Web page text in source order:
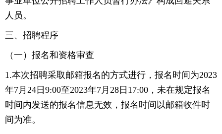
人员。
三、招聘程序
（一）报名和资格审查
1.本次招聘采取邮箱报名的方式进行，报名时间为2023
年7月24日9:00至2023年7月28日17:00，未在规定报名
时间内发送的报名信息无效，报名时间以邮箱收件时
间为准。